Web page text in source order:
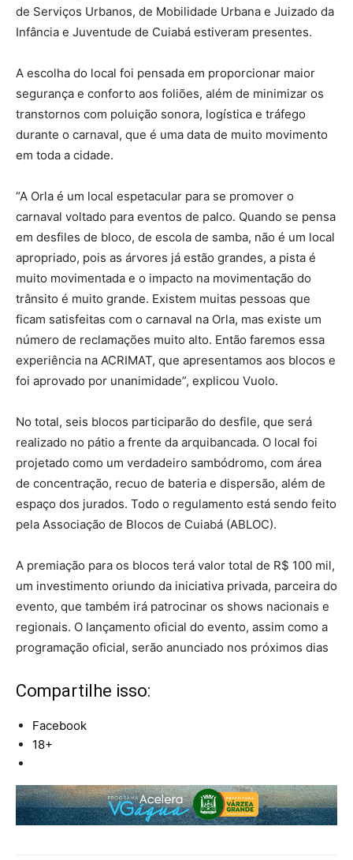
de Serviços Urbanos, de Mobilidade Urbana e Juizado da
Infância e Juventude de Cuiabá estiveram presentes.
A escolha do local foi pensada em proporcionar maior
segurança e conforto aos foliões, além de minimizar os
transtornos com poluição sonora, logística e tráfego
durante o carnaval, que é uma data de muito movimento
em toda a cidade.
“A Orla é um local espetacular para se promover o
carnaval voltado para eventos de palco. Quando se pensa
em desfiles de bloco, de escola de samba, não é um local
apropriado, pois as árvores já estão grandes, a pista é
muito movimentada e o impacto na movimentação do
trânsito é muito grande. Existem muitas pessoas que
ficam satisfeitas com o carnaval na Orla, mas existe um
número de reclamações muito alto. Então faremos essa
experiência na ACRIMAT, que apresentamos aos blocos e
foi aprovado por unanimidade”, explicou Vuolo.
No total, seis blocos participarão do desfile, que será
realizado no pátio a frente da arquibancada. O local foi
projetado como um verdadeiro sambódromo, com área
de concentração, recuo de bateria e dispersão, além de
espaço dos jurados. Todo o regulamento está sendo feito
pela Associação de Blocos de Cuiabá (ABLOC).
A premiação para os blocos terá valor total de R$ 100 mil,
um investimento oriundo da iniciativa privada, parceira do
evento, que também irá patrocinar os shows nacionais e
regionais. O lançamento oficial do evento, assim como a
programação oficial, serão anunciado nos próximos dias
Compartilhe isso:
Facebook
18+